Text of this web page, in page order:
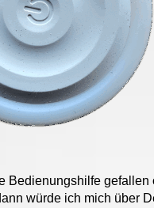
Bedienungshilfe gefallen
würde ich mich über